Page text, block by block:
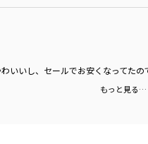
いいし、セールでお安くなってた
もっと見る…
ライクに